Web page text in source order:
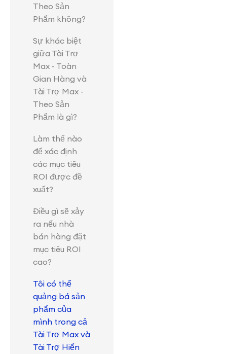
Theo Sản
Phẩm không?
Sự khác biệt
giữa Tài Trợ
Max - Toàn
Gian Hàng và
Tài Trợ Max -
Theo Sản
Phẩm là gì?
Làm thế nào
để xác định
các mục tiêu
ROI được đề
xuất?
Điều gì sẽ xảy
ra nếu nhà
bán hàng đặt
mục tiêu ROI
cao?
Tôi có thể
quảng bá sản
phẩm của
mình trong cả
Tài Trợ Max và
Tài Trợ Hiển